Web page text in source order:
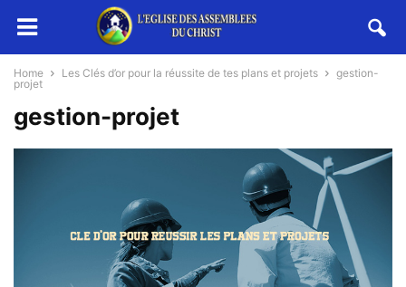
Home Les Clés d’or pour la réussite de tes plans et projets
gestion-
projet
gestion-projet